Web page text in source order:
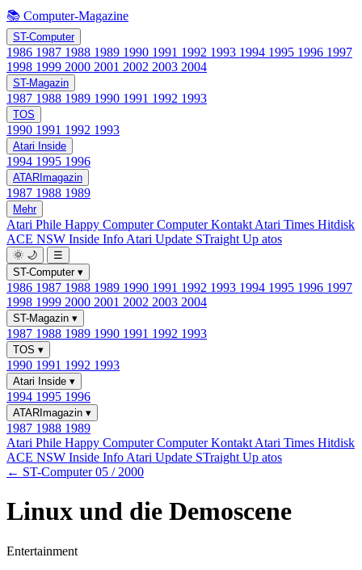
📚 Computer-Magazine
ST-Computer
1986 1987 1988 1989 1990 1991 1992 1993 1994 1995 1996 1997
1998 1999 2000 2001 2002 2003 2004
ST-Magazin
1987 1988 1989 1990 1991 1992 1993
TOS
1990 1991 1992 1993
Atari Inside
1994 1995 1996
ATARImagazin
1987 1988 1989
Mehr
Atari Phile Happy ComputerComputer Kontakt Atari Times Hitdisk
ACE NSW Inside Info Atari Update STraight Up atos
🌞 🌙
☰
ST-Computer ▾
1986 1987 1988 1989 1990 1991 1992 1993 1994 1995 1996 1997
1998 1999 2000 2001 2002 2003 2004
ST-Magazin ▾
1987 1988 1989 1990 1991 1992 1993
TOS ▾
1990 1991 1992 1993
Atari Inside ▾
1994 1995 1996
ATARImagazin ▾
1987 1988 1989
Atari Phile Happy ComputerComputer Kontakt Atari Times Hitdisk
ACE NSW Inside Info Atari Update STraight Up atos
← ST-Computer 05 / 2000
Linux und die Demoscene
Entertainment